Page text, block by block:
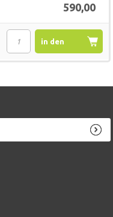
590,00
in den